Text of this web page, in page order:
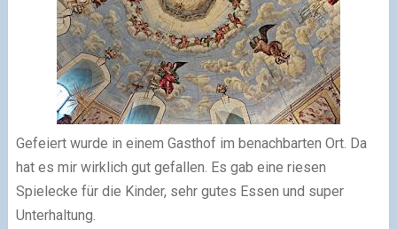
Gefeiert wurde in einem Gasthof im benachbarten Ort. Da
hat es mir wirklich gut gefallen. Es gab eine riesen
Spielecke für die Kinder, sehr gutes Essen und super
Unterhaltung.